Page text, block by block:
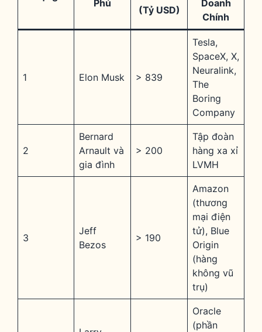
Phú
(Tỷ USD)
Doanh
Chính
1 Elon Musk > 839
Tesla,
SpaceX, X,
Neuralink,
The
Boring
Company
2
Bernard
Arnault và
gia đình
> 200
Tập đoàn
hàng xa xỉ
LVMH
3
Jeff
Bezos
> 190
Amazon
(thương
mại điện
tử), Blue
Origin
(hàng
không vũ
trụ)
Oracle
(phần